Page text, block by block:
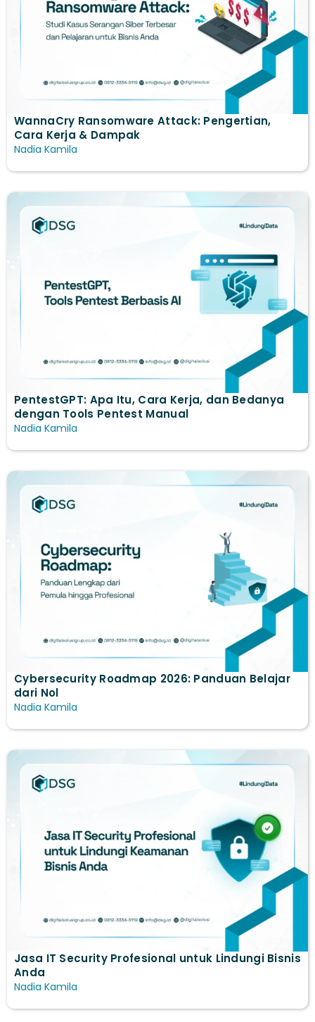
WannaCry Ransomware Attack: Pengertian,
Cara Kerja & Dampak
Nadia Kamila
PentestGPT: Apa Itu, Cara Kerja, dan Bedanya
dengan Tools Pentest Manual
Nadia Kamila
Cybersecurity Roadmap 2026: Panduan Belajar
dari Nol
Nadia Kamila
Jasa IT Security Profesional untuk Lindungi Bisnis
Anda
Nadia Kamila